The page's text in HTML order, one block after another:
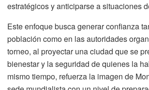
estratégicos y anticiparse a situaciones
Este enfoque busca generar confianza
población como en las autoridades
torneo, al proyectar una ciudad que se
bienestar y la seguridad de quienes la
mismo tiempo, refuerza la imagen de